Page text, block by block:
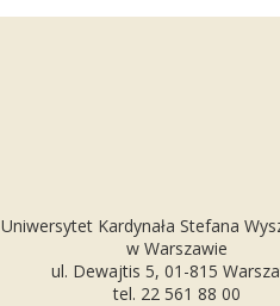
Uniwersytet Kardynała Stefana
w Warszawie
ul. Dewajtis 5, 01-815
tel. 22 561 88 00